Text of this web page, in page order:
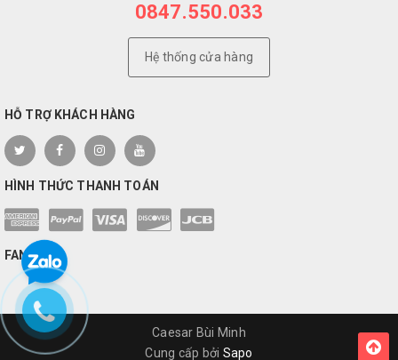
0847.550.033
Hệ thống cửa hàng
HỖ TRỢ KHÁCH HÀNG
HÌNH THỨC THANH TOÁN
FANPAGE
Caesar Bùi Minh
Cung cấp bởi Sapo